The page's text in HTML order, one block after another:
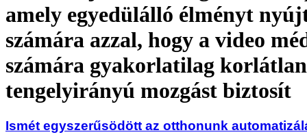
amely egyedülálló élményt
számára azzal, hogy a video
számára gyakorlatilag
tengelyirányú mozgást biztosít
Ismét egyszerűsödött az otthonunk